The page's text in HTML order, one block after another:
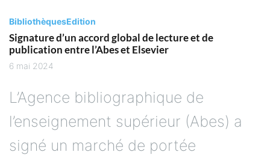
BibliothèquesEdition
Signature d’un accord global de lecture et de
publication entre l’Abes et Elsevier
6 mai 2024
L’Agence bibliographique de
l’enseignement supérieur (Abes) a
signé un marché de portée